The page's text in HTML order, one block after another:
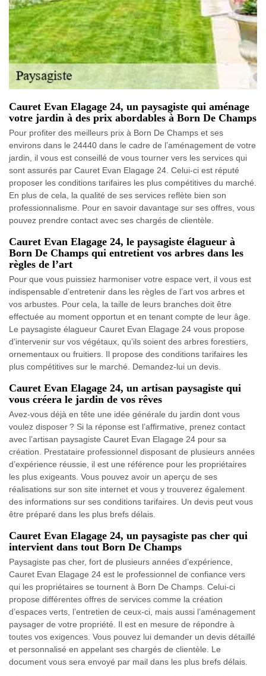
Cauret Evan Elagage 24, un paysagiste qui aménage
votre jardin à des prix abordables à Born De Champs
Pour profiter des meilleurs prix à Born De Champs et ses
environs dans le 24440 dans le cadre de l’aménagement de votre
jardin, il vous est conseillé de vous tourner vers les services qui
sont assurés par Cauret Evan Elagage 24. Celui-ci est réputé
proposer les conditions tarifaires les plus compétitives du marché.
En plus de cela, la qualité de ses services reflète bien son
professionnalisme. Pour en savoir davantage sur ses offres, vous
pouvez prendre contact avec ses chargés de clientèle.
Cauret Evan Elagage 24, le paysagiste élagueur à
Born De Champs qui entretient vos arbres dans les
règles de l’art
Pour que vous puissiez harmoniser votre espace vert, il vous est
indispensable d’entretenir dans les règles de l’art vos arbres et
vos arbustes. Pour cela, la taille de leurs branches doit être
effectuée au moment opportun et en tenant compte de leur âge.
Le paysagiste élagueur Cauret Evan Elagage 24 vous propose
d’intervenir sur vos végétaux, qu’ils soient des arbres forestiers,
ornementaux ou fruitiers. Il propose des conditions tarifaires les
plus compétitives sur le marché. Demandez-lui un devis.
Cauret Evan Elagage 24, un artisan paysagiste qui
vous créera le jardin de vos rêves
Avez-vous déjà en tête une idée générale du jardin dont vous
voulez disposer ? Si la réponse est l’affirmative, prenez contact
avec l’artisan paysagiste Cauret Evan Elagage 24 pour sa
création. Prestataire professionnel disposant de plusieurs années
d’expérience réussie, il est une référence pour les propriétaires
les plus exigeants. Vous pouvez avoir un aperçu de ses
réalisations sur son site internet et vous y trouverez également
des informations sur ses conditions tarifaires. Un devis peut vous
être préparé dans les plus brefs délais.
Cauret Evan Elagage 24, un paysagiste pas cher qui
intervient dans tout Born De Champs
Paysagiste pas cher, fort de plusieurs années d’expérience,
Cauret Evan Elagage 24 est le professionnel de confiance vers
qui les propriétaires se tournent à Born De Champs. Celui-ci
propose différentes offres de services comme la création
d’espaces verts, l’entretien de ceux-ci, mais aussi l’aménagement
paysager de votre propriété. Il est en mesure de répondre à
toutes vos exigences. Vous pouvez lui demander un devis détaillé
et personnalisé en appelant ses chargés de clientèle. Le
document vous sera envoyé par mail dans les plus brefs délais.